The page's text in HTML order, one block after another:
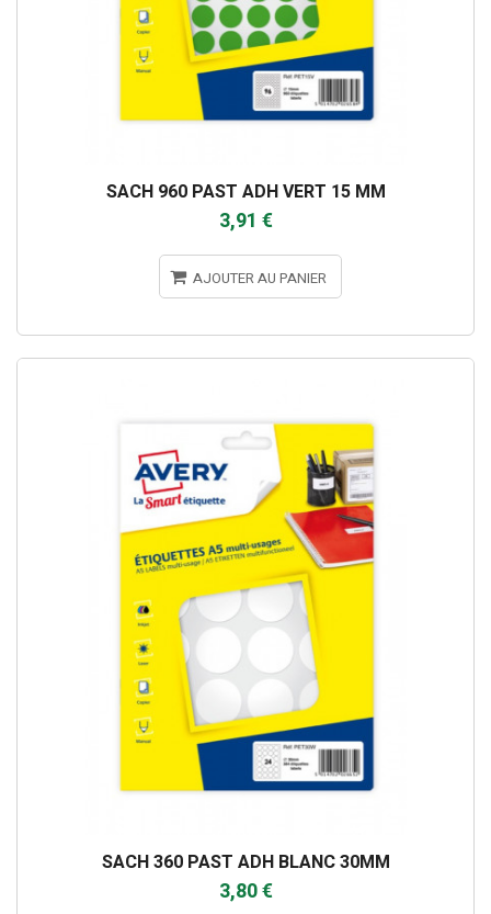
SACH 960 PAST ADH VERT 15 MM
3,91 €
AJOUTER AU PANIER
SACH 360 PAST ADH BLANC 30MM
3,80 €